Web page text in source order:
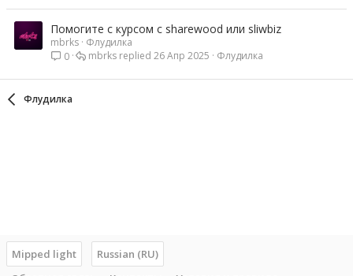
Помогите с курсом с sharewood или sliwbiz
mbrks Флудилка
0
Флудилка
26 Апр 2025
mbrks
Флудилка
Mipped light
Russian (RU)